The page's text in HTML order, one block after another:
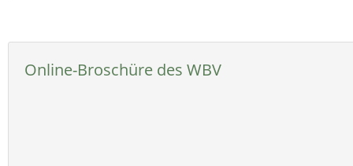
Online-Broschüre des WBV